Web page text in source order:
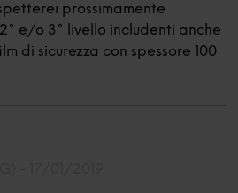
prossimamente
e/o 3° livello includenti anche
di sicurezza con spessore 100